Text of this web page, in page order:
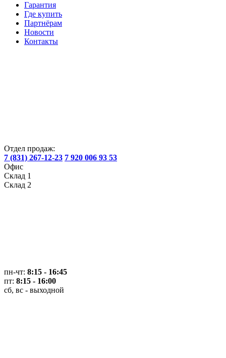
Гарантия
Где купить
Партнёрам
Новости
Контакты
Отдел продаж:
7 (831) 267-12-23 7 920 006 93 53
Офис
Склад 1
Склад 2
пн-чт: 8:15 - 16:45
пт: 8:15 - 16:00
сб, вс - выходной